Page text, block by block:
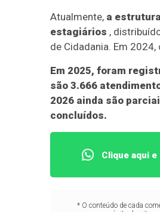
Atualmente, a
estagiários ,
de Cidadania. Em
Em 2025, foram
são 3.666
2026 ainda são
concluídos.
Clique aqui
* O conteúdo de cada